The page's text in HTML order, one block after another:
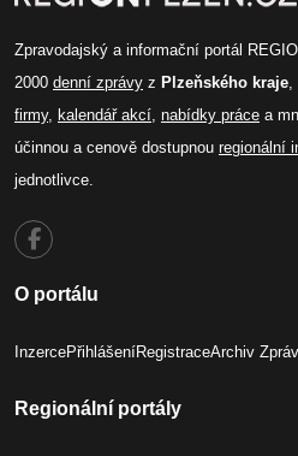
Zpravodajský a informační portál
2000 denní zprávy z Plzeňského kraje,
firmy, kalendář akcí, nabídky práce a
účinnou a cenově dostupnou regionální
jednotlivce.
O portálu
InzercePřihlášeníRegistraceArchiv Zpráv
Regionální portály